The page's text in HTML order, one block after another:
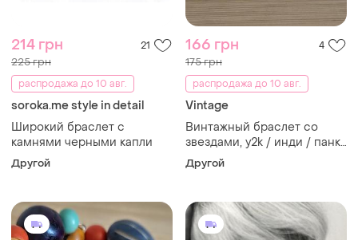
214 грн 21
225 грн
распродажа до 10 авг.
soroka.me style in detail
Широкий браслет с
камнями черными капли
Другой
166 грн 4
175 грн
распродажа до 10 авг.
Vintage
Винтажный браслет со
звездами, y2k / инди / панк
стиль, пластик
Другой